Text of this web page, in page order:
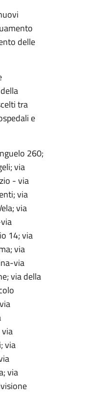
delle
tra
e
260;
via
- via
via
via
14; via
via
via
via della
via
via